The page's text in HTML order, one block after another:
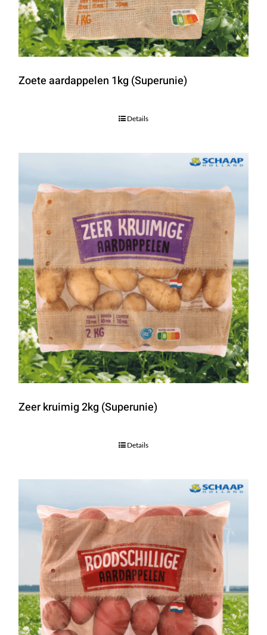
Zoete aardappelen 1kg (Superunie)
Details
Zeer kruimig 2kg (Superunie)
Details